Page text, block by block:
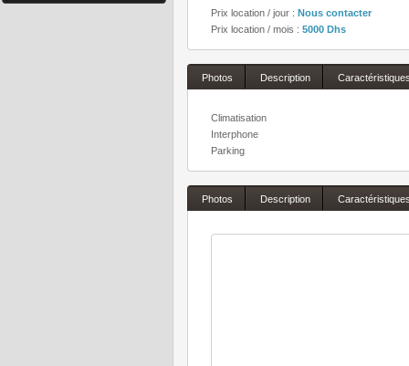
Prix location / jour : Nous contacter
Prix location / mois : 5000 Dhs
Photos Description
Climatisation
Interphone
Parking
Photos Description